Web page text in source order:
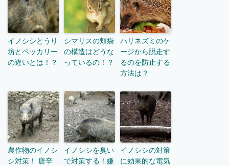
イノシシとうり
坊とペッカリー
の違いとは！？
シマリスの頬袋
の構造はどうな
っているの！？
ハリネズミのケ
ージから脱走す
るのを防止する
方法は？
農作物のイノシ
シ対策！ 唐辛
イノシシを臭い
で対策する！嫌
イノシシの対策
に効果的な電気